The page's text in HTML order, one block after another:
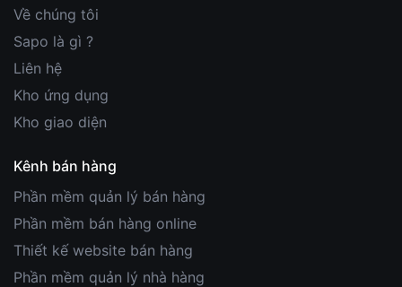
Về chúng tôi
Sapo là gì ?
Liên hệ
Kho ứng dụng
Kho giao diện
Kênh bán hàng
Phần mềm quản lý bán hàng
Phần mềm bán hàng online
Thiết kế website bán hàng
Phần mềm quản lý nhà hàng